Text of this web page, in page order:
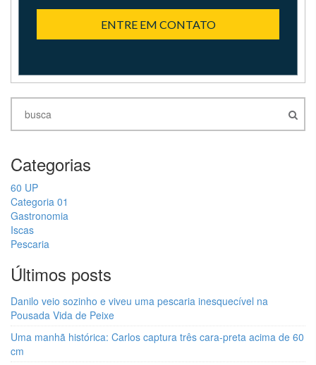
ENTRE EM CONTATO
Categorias
60 UP
Categoria 01
Gastronomia
Iscas
Pescaria
Últimos posts
Danilo veio sozinho e viveu uma pescaria inesquecível na
Pousada Vida de Peixe
Uma manhã histórica: Carlos captura três cara-preta acima de 60
cm